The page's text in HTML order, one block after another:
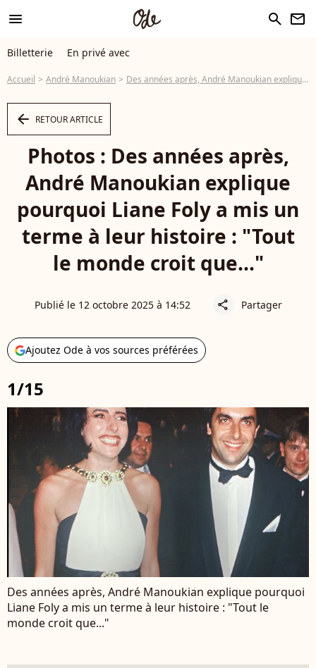
menu search newsletter
Billetterie En privé avec
Accueil André Manoukian Des années après, André Manoukian explique pourquoi Liane Foly a mis un terme à leur histoire : "Tout le monde croit que..."
arrow_left RETOUR ARTICLE
Photos : Des années après,
André Manoukian explique
pourquoi Liane Foly a mis un
terme à leur histoire : "Tout
le monde croit que..."
Publié le 12 octobre 2025 à 14:52 share Partager
Ajoutez Ode à vos sources préférées
1/15
Des années après, André Manoukian explique pourquoi
Liane Foly a mis un terme à leur histoire : "Tout le
monde croit que..."